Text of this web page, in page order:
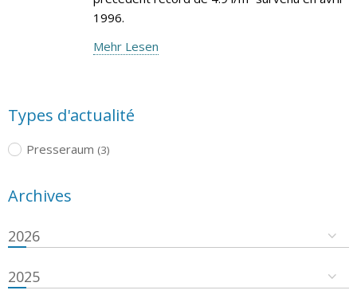
1996.
Mehr Lesen
Types d'actualité
Presseraum (3)
Archives
2026
2025